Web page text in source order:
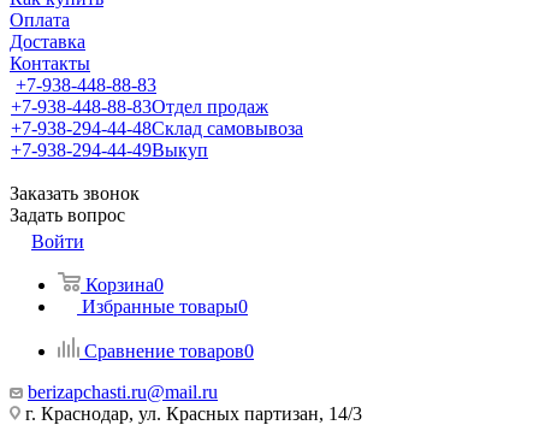
Оплата
Доставка
Контакты
+7-938-448-88-83
+7-938-448-88-83Отдел продаж
+7-938-294-44-48Склад самовывоза
+7-938-294-44-49Выкуп
Заказать звонок
Задать вопрос
Войти
Корзина0
Избранные товары0
Сравнение товаров0
berizapchasti.ru@mail.ru
г. Краснодар, ул. Красных партизан, 14/3